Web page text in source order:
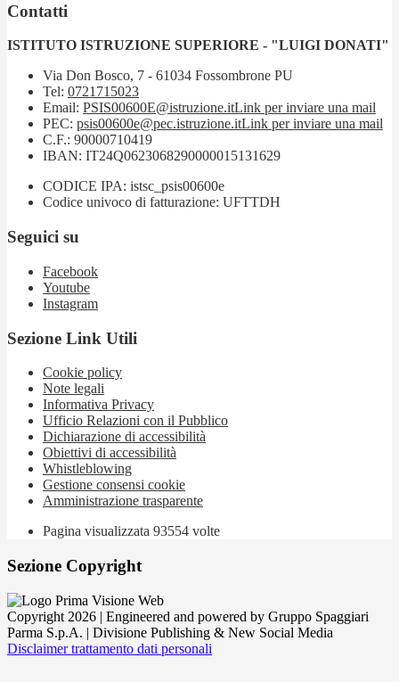
Contatti
ISTITUTO ISTRUZIONE SUPERIORE - "LUIGI DONATI"
Via Don Bosco, 7 - 61034 Fossombrone PU
Tel: 0721715023
Email: PSIS00600E@istruzione.itLink per inviare una mail
PEC: psis00600e@pec.istruzione.itLink per inviare una mail
C.F.: 90000710419
IBAN: IT24Q0623068290000015131629
CODICE IPA: istsc_psis00600e
Codice univoco di fatturazione: UFTTDH
Seguici su
Facebook
Youtube
Instagram
Sezione Link Utili
Cookie policy
Note legali
Informativa Privacy
Ufficio Relazioni con il Pubblico
Dichiarazione di accessibilità
Obiettivi di accessibilità
Whistleblowing
Gestione consensi cookie
Amministrazione trasparente
Pagina visualizzata 93554 volte
Sezione Copyright
Copyright 2026 | Engineered and powered by Gruppo Spaggiari
Parma S.p.A. | Divisione Publishing & New Social Media
Disclaimer trattamento dati personali